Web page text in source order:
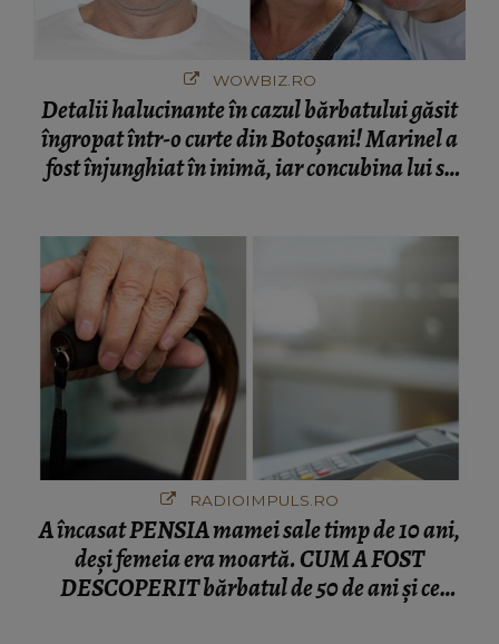
WOWBIZ.RO
Detalii halucinante în cazul bărbatului găsit
îngropat într-o curte din Botoșani! Marinel a
fost înjunghiat în inimă, iar concubina lui se
RADIOIMPULS.RO
A încasat PENSIA mamei sale timp de 10 ani,
deși femeia era moartă. CUM A FOST
DESCOPERIT bărbatul de 50 de ani și ce